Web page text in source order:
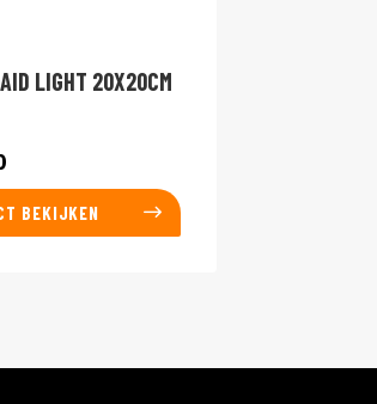
LIGHT 20X20CM
BEKIJKEN